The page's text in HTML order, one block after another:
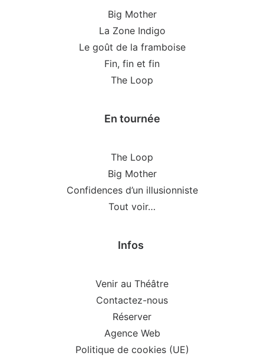
Big Mother
La Zone Indigo
Le goût de la framboise
Fin, fin et fin
The Loop
En tournée
The Loop
Big Mother
Confidences d’un illusionniste
Tout voir…
Infos
Venir au Théâtre
Contactez-nous
Réserver
Agence Web
Politique de cookies (UE)